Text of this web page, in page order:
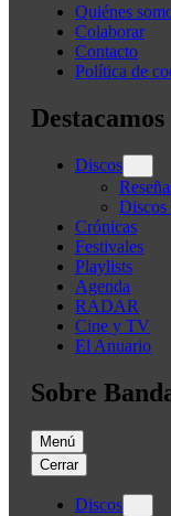
Quiénes
Colaborar
Contacto
Política de
Destacamos
Discos
Discos
Crónicas
Festivales
Playlists
Agenda
RADAR
Cine y TV
El Anuario
Sobre
Menú
Cerrar
Discos